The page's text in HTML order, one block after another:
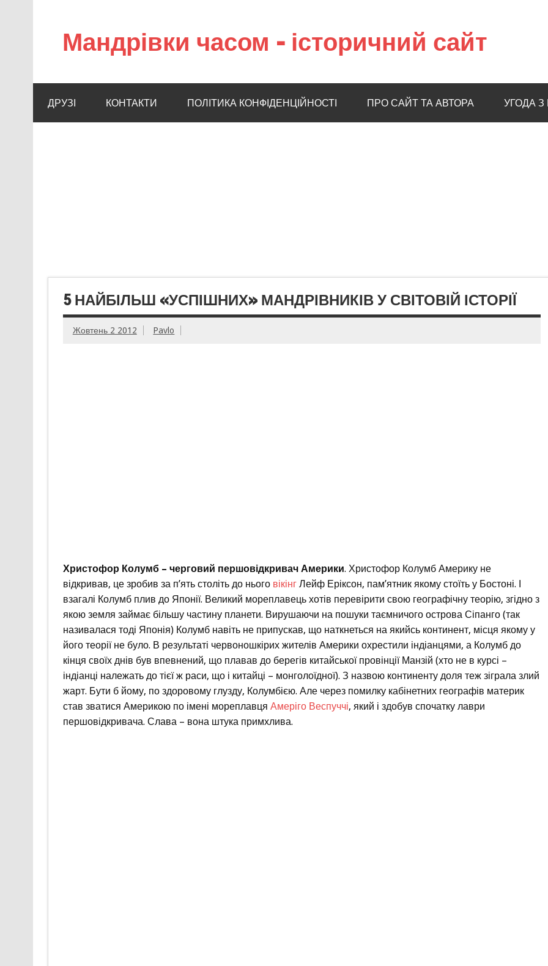
Мандрівки часом – історичний сайт
ДРУЗІ КОНТАКТИ ПОЛІТИКА КОНФІДЕНЦІЙНОСТІ ПРО САЙТ ТА АВТОРА УГОДА
5 НАЙБІЛЬШ «УСПІШНИХ» МАНДРІВНИКІВ У СВІТОВІЙ ІСТОРІЇ
Жовтень 2 2012 Pavlo
Христофор Колумб – черговий першовідкривач Америки. Христофор Колумб Америку не
відкривав, це зробив за п’ять століть до нього вікінгЛейф Еріксон, пам’ятник якому стоїть у Бостоні. І
взагалі Колумб плив до Японії. Великий мореплавець хотів перевірити свою географічну теорію, згідно з
якою земля займає більшу частину планети. Вирушаючи на пошуки таємничого острова Сіпанго (так
називалася тоді Японія) Колумб навіть не припускав, що наткнеться на якийсь континент, місця якому у
його теорії не було. В результаті червоношкірих жителів Америки охрестили індіанцями, а Колумб до
кінця своїх днів був впевнений, що плавав до берегів китайської провінції Манзій (хто не в курсі –
індіанці належать до тієї ж раси, що і китайці – монголоїдної). З назвою континенту доля теж зіграла злий
жарт. Бути б йому, по здоровому глузду, Колумбією. Але через помилку кабінетних географів материк
став зватися Америкою по імені мореплавця Амеріго Веспуччі, який і здобув спочатку лаври
першовідкривача. Слава – вона штука примхлива.